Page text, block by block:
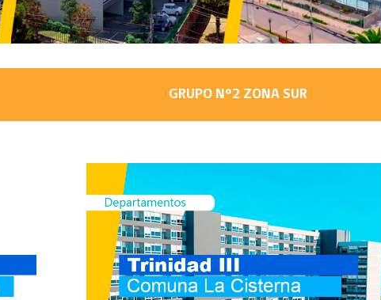
GRUPO N°2 ZONA SUR